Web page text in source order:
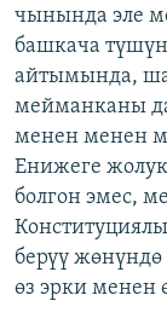
чынында эле
башкача
айтымында,
мейманканы
менен менен
Енижеге
болгон эмес,
берүү
өз эрки менен